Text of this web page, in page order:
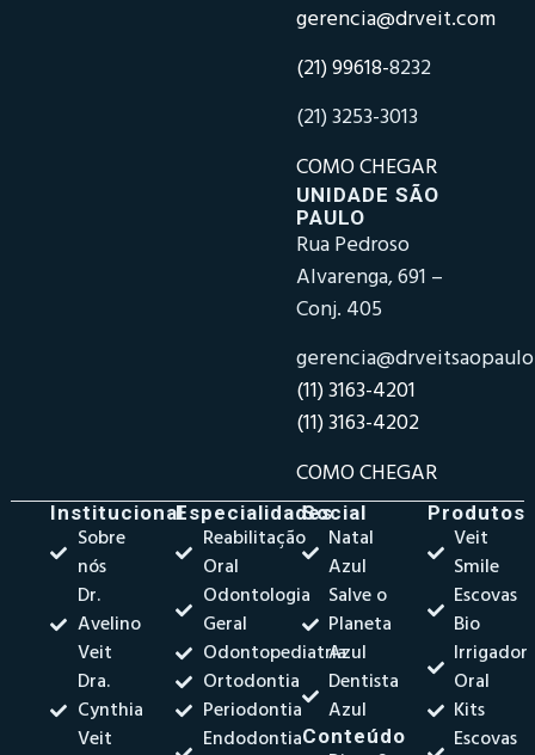
gerencia@drveit.com
(21) 99618-8232
(21) 3253-3013
COMO CHEGAR
UNIDADE SÃO
PAULO
Rua Pedroso
Alvarenga, 691 –
Conj. 405
(11) 3163-4201
(11) 3163-4202
COMO CHEGAR
Institucional
Sobre
nós
Dr.
Avelino
Veit
Dra.
Cynthia
Veit
Especialidades
Reabilitação
Oral
Odontologia
Geral
Odontopediatria
Ortodontia
Periodontia
Endodontia
Social
Natal
Azul
Salve o
Planeta
Azul
Dentista
Azul
Conteúdo
Produtos
Veit
Smile
Escovas
Bio
Irrigador
Oral
Kits
Escovas